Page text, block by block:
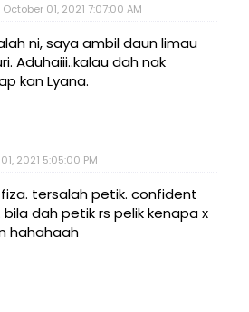
01, 2021 7:07:00 AM
ni, saya ambil daun limau
Aduhaiii..kalau dah nak
kan Lyana.
2021 5:05:00 PM
tersalah petik. confident
dah petik rs pelik kenapa x
hahahaah